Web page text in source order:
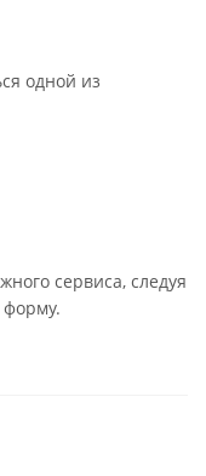
одной из
сервиса, следуя